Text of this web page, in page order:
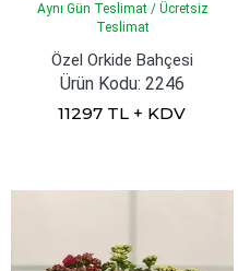
Aynı Gün Teslimat / Ücretsiz
Teslimat
Özel Orkide Bahçesi
Ürün Kodu: 2246
11297 TL + KDV